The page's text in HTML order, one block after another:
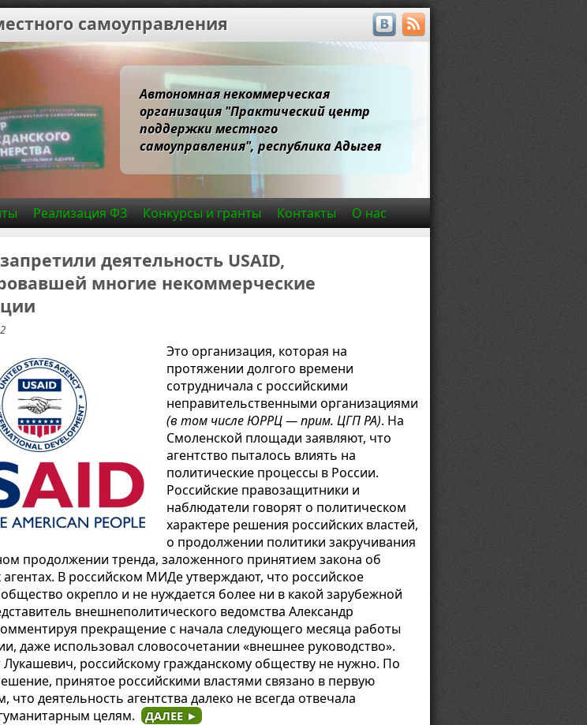
самоуправления
Автономная некоммерческая
организация "Практический центр
поддержки местного
самоуправления", республика Адыгея
Реализация ФЗ Конкурсы и гранты Контакты О нас
деятельность USAID,
многие некоммерческие
Это организация, которая на
протяжении долгого времени
сотрудничала с российскими
неправительственными организациями
(в том числе ЮРРЦ — прим. ЦГП РА). На
Смоленской площади заявляют, что
агентство пыталось влиять на
политические процессы в России.
Российские правозащитники и
наблюдатели говорят о политическом
характере решения российских властей,
о продолжении политики закручивания
продолжении тренда, заложенного принятием закона об
В российском МИДе утверждают, что российское
окрепло и не нуждается более ни в какой зарубежной
внешнеполитического ведомства Александр
прекращение с начала следующего месяца работы
даже использовал словосочетании «внешнее руководство».
российскому гражданскому обществу не нужно. По
принятое российскими властями связано в первую
что деятельность агентства далеко не всегда отвечала
целям. ДАЛЕЕ ►